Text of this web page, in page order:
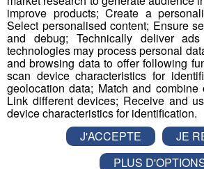
financier important, qui pèse sur
En France, les salariés sont plus
leurs collègues des autres pays
musculo-squelettiques sont la
maladies professionnelles,
poignet et de la main.
Exemples d’actions à entreprendre
Mettre en place une politique
sécurité et bien-être au travail
improve products; Create a
Select personalised content; Ensure
and debug; Technically deliver
technologies may process personal
and browsing data to offer following
scan device characteristics for
geolocation data; Match and combine
Link different devices; Receive and
device characteristics for identification.
J'ACCEPTE
JE
PLUS